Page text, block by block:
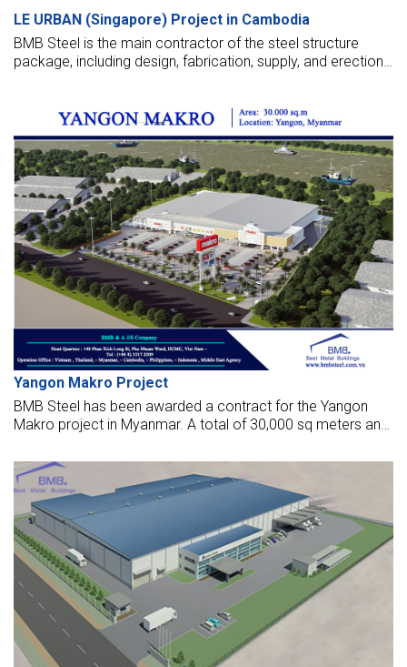
LE URBAN (Singapore) Project in Cambodia
BMB Steel is the main contractor of the steel structure
package, including design, fabrication, supply, and erection
Yangon Makro Project
BMB Steel has been awarded a contract for the Yangon
Makro project in Myanmar. A total of 30,000 sq meters and